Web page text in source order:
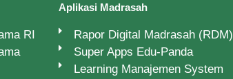
RI
Aplikasi Madrasah
Rapor Digital Madrasah (RDM)
Super Apps Edu-Panda
Learning Manajemen System